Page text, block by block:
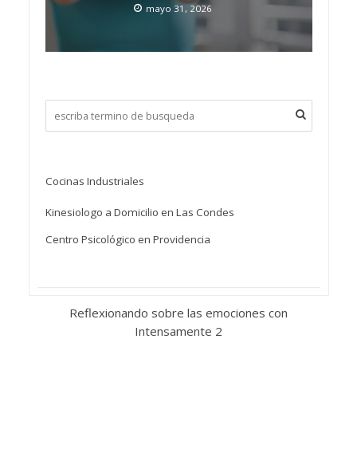
mayo 31, 2026
Cocinas Industriales
Kinesiologo a Domicilio en Las Condes
Centro Psicológico en Providencia
Reflexionando sobre las emociones con
Intensamente 2